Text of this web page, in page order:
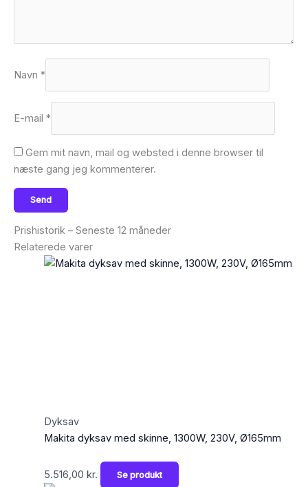
Navn *
E-mail *
Gem mit navn, mail og websted i denne browser til
næste gang jeg kommenterer.
Prishistorik – Seneste 12 måneder
Relaterede varer
Dyksav
Makita dyksav med skinne, 1300W, 230V, Ø165mm
5.516,00 kr. Se produkt